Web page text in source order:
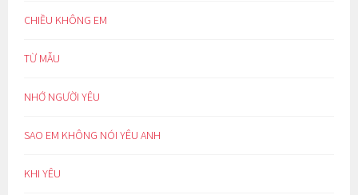
CHIỀU KHÔNG EM
TỪ MẪU
NHỚ NGƯỜI YÊU
SAO EM KHÔNG NÓI YÊU ANH
KHI YÊU